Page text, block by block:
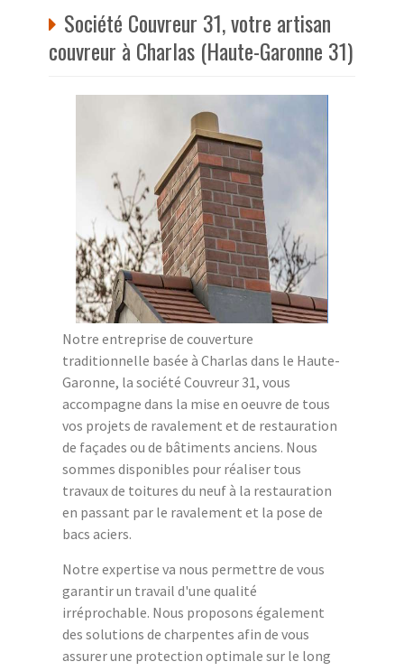
Société Couvreur 31, votre artisan
couvreur à Charlas (Haute-Garonne 31)
Notre entreprise de couverture
traditionnelle basée à Charlas dans le Haute-
Garonne, la société Couvreur 31, vous
accompagne dans la mise en oeuvre de tous
vos projets de ravalement et de restauration
de façades ou de bâtiments anciens. Nous
sommes disponibles pour réaliser tous
travaux de toitures du neuf à la restauration
en passant par le ravalement et la pose de
bacs aciers.
Notre expertise va nous permettre de vous
garantir un travail d'une qualité
irréprochable. Nous proposons également
des solutions de charpentes afin de vous
assurer une protection optimale sur le long